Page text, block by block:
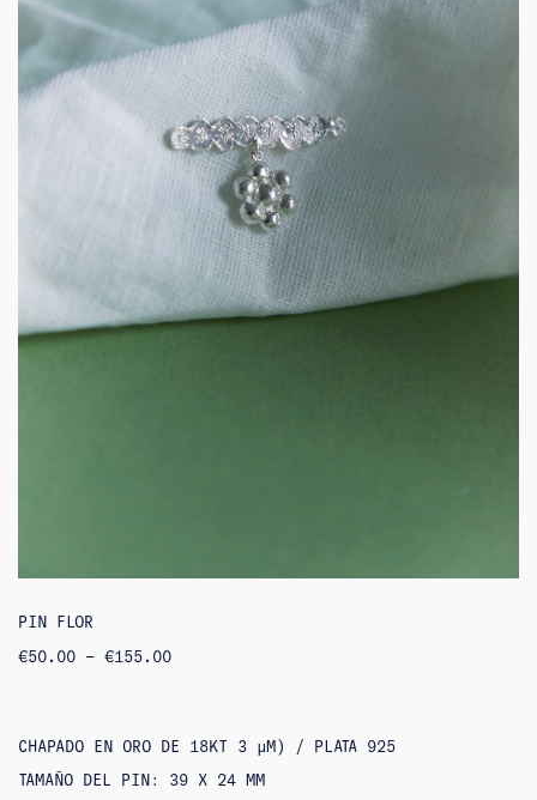
PIN FLOR
€50.00 – €155.00RANGO
€
A
155,00
€
CHAPADO EN ORO DE 18KT 3 ΜM) / PLATA 925
TAMAÑO DEL PIN: 39 X 24 MM